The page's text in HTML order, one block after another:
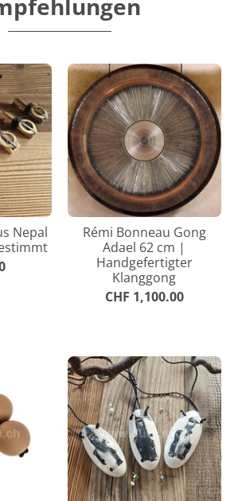
Nepal
Rémi Bonneau Gong
Adael 62 cm |
Handgefertigter
Klanggong
CHF 1,100.00